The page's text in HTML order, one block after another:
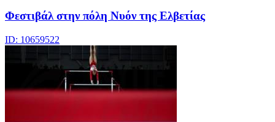
Φεστιβάλ στην πόλη Νυόν της Ελβετίας
ID: 10659522